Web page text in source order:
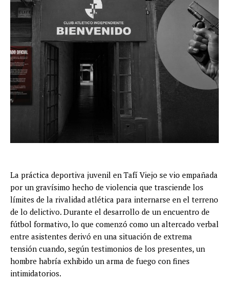
La práctica deportiva juvenil en Tafí Viejo se vio empañada
por un gravísimo hecho de violencia que trasciende los
límites de la rivalidad atlética para internarse en el terreno
de lo delictivo. Durante el desarrollo de un encuentro de
fútbol formativo, lo que comenzó como un altercado verbal
entre asistentes derivó en una situación de extrema
tensión cuando, según testimonios de los presentes, un
hombre habría exhibido un arma de fuego con fines
intimidatorios.